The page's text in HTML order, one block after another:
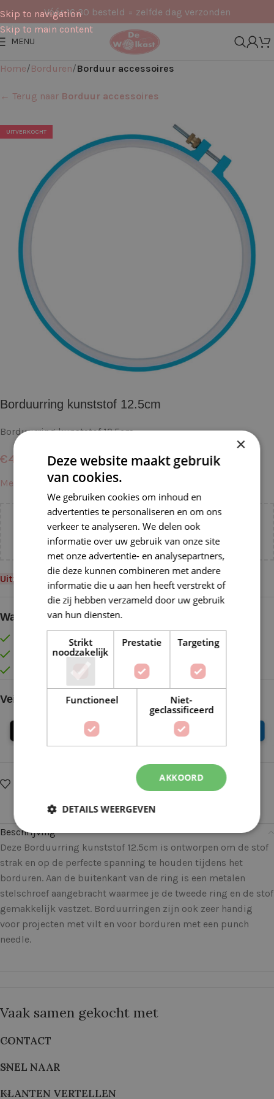
Skip to navigation
Skip to main content
Vóór 16:30 besteld = zelfde dag verzonden
MENU
Home Borduren Borduur accessoires
← Terug naar Borduur accessoires
UITVERKOCHT
Borduurring kunststof 12.5cm
Borduurring kunststof 12.5cm
€4,25
Meer informatie →
Voeg nog€55,00toe voorgratis verzending binnen
Uitverkocht
Waarom kopen bij de Wolkast?
Lage verzendkosten vanaf € 4,99 binnen NL
Gratis verzonden vanaf €55,-
Vóór 16:30 besteld = Zelfde (werk)dag verzonden
Veilig online betalen
Delen:
Beschrijving
Deze Borduurring kunststof 12.5cm is ontworpen om de stof
strak en op de perfecte spanning te houden tijdens het
borduren. Aan de buitenkant van de ring is een metalen
stelschroef aangebracht waarmee je de tweede ring en de stof
gemakkelijk vastzet. Borduurringen zijn ook zeer handig
voor projecten met vilt en voor borduren met een punch
needle.
Vaak samen gekocht met
CONTACT
SNEL NAAR
KLANTEN VERTELLEN
×
Deze website maakt gebruik
van cookies.
We gebruiken cookies om inhoud en
advertenties te personaliseren en om ons
verkeer te analyseren. We delen ook
informatie over uw gebruik van onze site
met onze advertentie- en analysepartners,
die deze kunnen combineren met andere
informatie die u aan hen heeft verstrekt of
die zij hebben verzameld door uw gebruik
van hun diensten.
Strikt
noodzakelijk
Prestatie Targeting
Functioneel
Niet-
geclassificeerd
AKKOORD
DETAILS WEERGEVEN